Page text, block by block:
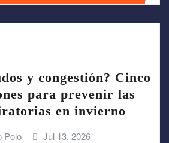
y congestión? Cinco
para prevenir las
en invierno
Polo Jul 13, 2026